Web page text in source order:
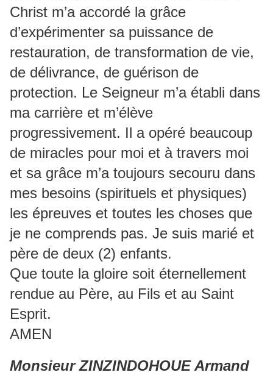
Christ m’a accordé la grâce
d’expérimenter sa puissance de
restauration, de transformation de vie,
de délivrance, de guérison de
protection. Le Seigneur m’a établi dans
ma carrière et m’élève
progressivement. Il a opéré beaucoup
de miracles pour moi et à travers moi
et sa grâce m’a toujours secouru dans
mes besoins (spirituels et physiques)
les épreuves et toutes les choses que
je ne comprends pas. Je suis marié et
père de deux (2) enfants.
Que toute la gloire soit éternellement
rendue au Père, au Fils et au Saint
Esprit.
AMEN
Monsieur ZINZINDOHOUE Armand